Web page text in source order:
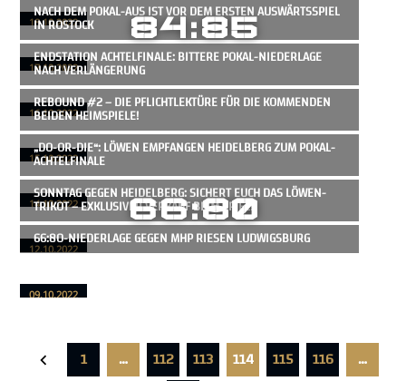
18.10.2022
17.10.2022
NACH DEM POKAL-AUS IST VOR DEM ERSTEN AUSWÄRTSSPIEL
IN ROSTOCK
16.10.2022
84:85
ENDSTATION ACHTELFINALE: BITTERE POKAL-NIEDERLAGE
NACH VERLÄNGERUNG
15.10.2022
REBOUND #2 – DIE PFLICHTLEKTÜRE FÜR DIE KOMMENDEN
BEIDEN HEIMSPIELE!
14.10.2022
„DO-OR-DIE“: LÖWEN EMPFANGEN HEIDELBERG ZUM POKAL-
ACHTELFINALE
12.10.2022
SONNTAG GEGEN HEIDELBERG: SICHERT EUCH DAS LÖWEN-
TRIKOT – EXKLUSIVER VERKAUF BEIM SPIEL!
09.10.2022
66:80
66:80-NIEDERLAGE GEGEN MHP RIESEN LUDWIGSBURG
1 … 112 113 114 115 116
…